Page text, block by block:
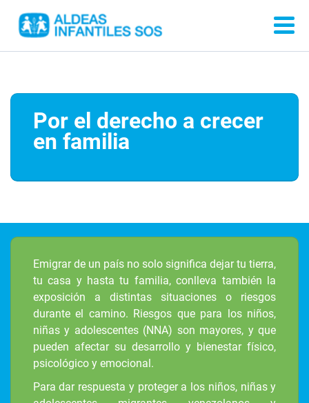
Por el derecho a crecer
en familia
Emigrar de un país no solo significa dejar tu tierra,
tu casa y hasta tu familia, conlleva también la
exposición a distintas situaciones o riesgos
durante el camino. Riesgos que para los niños,
niñas y adolescentes (NNA) son mayores, y que
pueden afectar su desarrollo y bienestar físico,
psicológico y emocional.
Para dar respuesta y proteger a los niños, niñas y